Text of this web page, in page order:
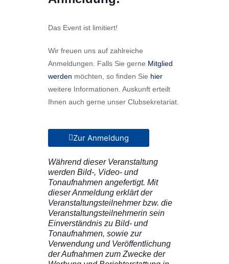
Das Event ist limitiert!
Wir freuen uns auf zahlreiche
Anmeldungen. Falls Sie gerne Mitglied
werden möchten, so finden Sie hier
weitere Informationen. Auskunft erteilt
Ihnen auch gerne unser Clubsekretariat.
Zur Anmeldung
Während dieser Veranstaltung
werden Bild-, Video- und
Tonaufnahmen angefertigt. Mit
dieser Anmeldung erklärt der
Veranstaltungsteilnehmer bzw. die
Veranstaltungsteilnehmerin sein
Einverständnis zu Bild- und
Tonaufnahmen, sowie zur
Verwendung und Veröffentlichung
der Aufnahmen zum Zwecke der